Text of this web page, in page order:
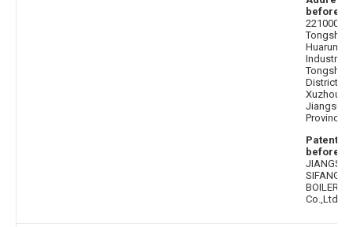
before
221000
Tongshan
Huarun
Industrial
Tongshan
District,
Xuzhou
Jiangsu
Province
Patentee
before
JIANGSU
SIFANG
BOILER
Co.,Ltd.